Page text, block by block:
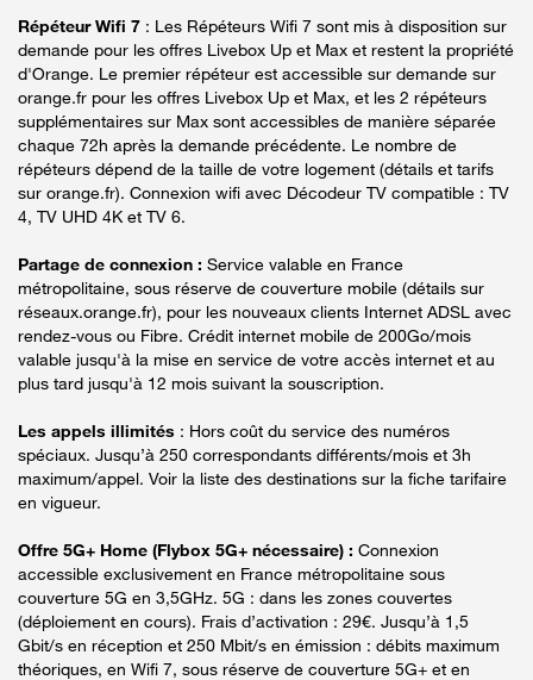
Répéteur Wifi 7 : Les Répéteurs Wifi 7 sont mis à disposition sur
demande pour les offres Livebox Up et Max et restent la propriété
d'Orange. Le premier répéteur est accessible sur demande sur
orange.fr pour les offres Livebox Up et Max, et les 2 répéteurs
supplémentaires sur Max sont accessibles de manière séparée
chaque 72h après la demande précédente. Le nombre de
répéteurs dépend de la taille de votre logement (détails et tarifs
sur orange.fr). Connexion wifi avec Décodeur TV compatible : TV
4, TV UHD 4K et TV 6.
Partage de connexion : Service valable en France
métropolitaine, sous réserve de couverture mobile (détails sur
réseaux.orange.fr), pour les nouveaux clients Internet ADSL avec
rendez-vous ou Fibre. Crédit internet mobile de 200Go/mois
valable jusqu'à la mise en service de votre accès internet et au
plus tard jusqu'à 12 mois suivant la souscription.
Les appels illimités : Hors coût du service des numéros
spéciaux. Jusqu’à 250 correspondants différents/mois et 3h
maximum/appel. Voir la liste des destinations sur la fiche tarifaire
en vigueur.
Offre 5G+ Home (Flybox 5G+ nécessaire) : Connexion
accessible exclusivement en France métropolitaine sous
couverture 5G en 3,5GHz. 5G : dans les zones couvertes
(déploiement en cours). Frais d’activation : 29€. Jusqu’à 1,5
Gbit/s en réception et 250 Mbit/s en émission : débits maximum
théoriques, en Wifi 7, sous réserve de couverture 5G+ et en